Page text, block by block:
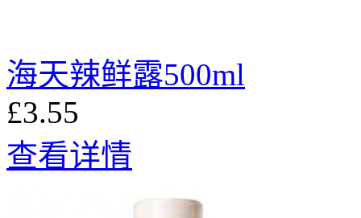
海天辣鲜露500ml
£3.55
查看详情